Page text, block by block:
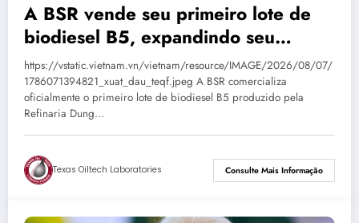
A BSR vende seu primeiro lote de
biodiesel B5, expandindo seu
mercado de combustíveis ecológicos.
https://vstatic.vietnam.vn/vietnam/resource/IMAGE/2026/08/07/
1786071394821_xuat_dau_teqf.jpeg A BSR comercializa
oficialmente o primeiro lote de biodiesel B5 produzido pela
Refinaria Dung…
Texas Oiltech Laboratories Consulte Mais Informação